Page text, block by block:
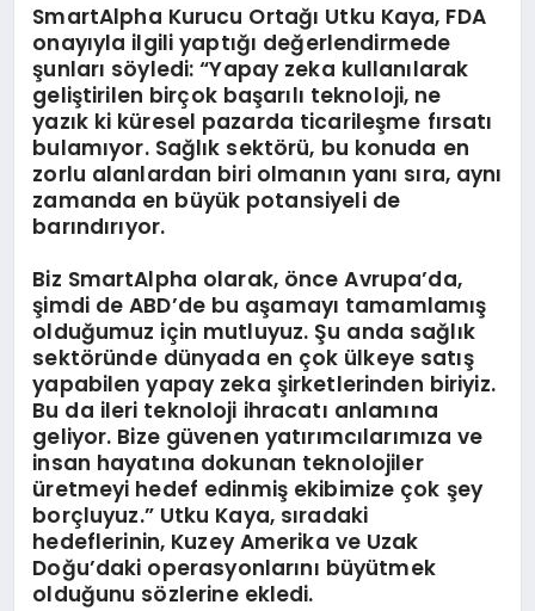
SmartAlpha Kurucu Ortağı Utku Kaya, FDA
onayıyla ilgili yaptığı değerlendirmede
şunları söyledi: “Yapay zeka kullanılarak
geliştirilen birçok başarılı teknoloji, ne
yazık ki küresel pazarda ticarileşme fırsatı
bulamıyor. Sağlık sektörü, bu konuda en
zorlu alanlardan biri olmanın yanı sıra, aynı
zamanda en büyük potansiyeli de
barındırıyor.
Biz SmartAlpha olarak, önce Avrupa’da,
şimdi de ABD’de bu aşamayı tamamlamış
olduğumuz için mutluyuz. Şu anda sağlık
sektöründe dünyada en çok ülkeye satış
yapabilen yapay zeka şirketlerinden biriyiz.
Bu da ileri teknoloji ihracatı anlamına
geliyor. Bize güvenen yatırımcılarımıza ve
insan hayatına dokunan teknolojiler
üretmeyi hedef edinmiş ekibimize çok şey
borçluyuz.” Utku Kaya, sıradaki
hedeflerinin, Kuzey Amerika ve Uzak
Doğu’daki operasyonlarını büyütmek
olduğunu sözlerine ekledi.